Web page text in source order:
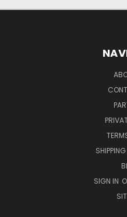
SIGN IN